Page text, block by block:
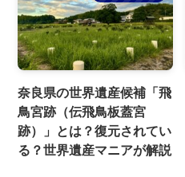
奈良県の世界遺産候補「飛
鳥宮跡（伝飛鳥板蓋宮
跡）」とは？復元されてい
る？世界遺産マニアが解説